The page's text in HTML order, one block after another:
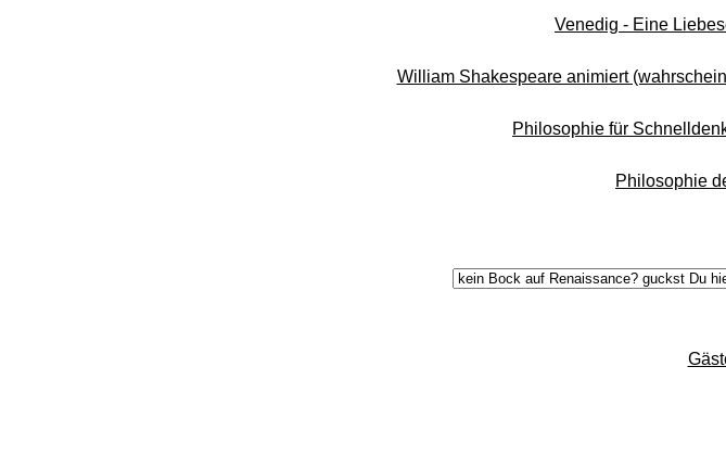
Venedig - Eine
William Shakespeare animiert
Philosophie für
Philosophie